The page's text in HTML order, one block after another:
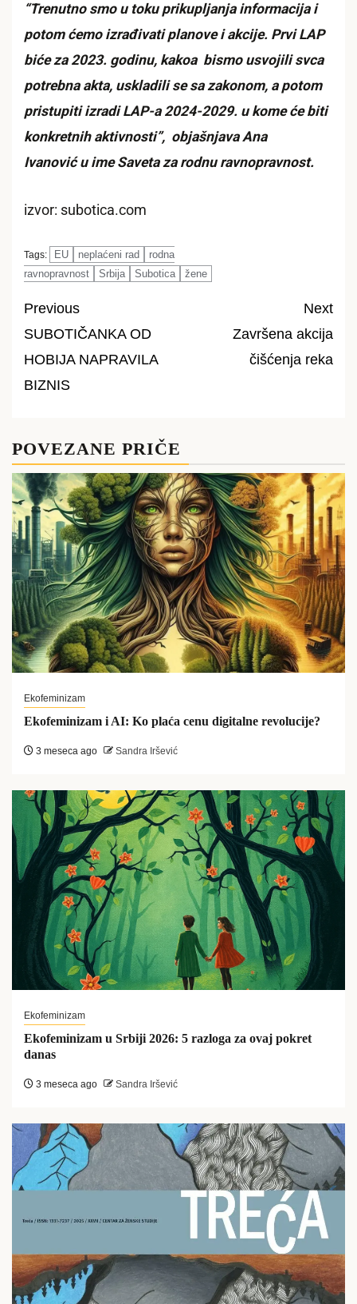
“Trenutno smo u toku prikupljanja informacija i
potom ćemo izrađivati planove i akcije. Prvi LAP
biće za 2023. godinu, kakoa bismo usvojili svca
potrebna akta, uskladili se sa zakonom, a potom
pristupiti izradi LAP-a 2024-2029. u kome će biti
konkretnih aktivnosti”, objašnjava Ana
Ivanović u ime Saveta za rodnu ravnopravnost.
izvor: subotica.com
Tags: EU neplaćeni rad
rodna
ravnopravnost
Srbija Subotica žene
Post
navigation
Previous
SUBOTIČANKA OD
HOBIJA NAPRAVILA
BIZNIS
Next
Završena akcija
čišćenja reka
POVEZANE PRIČE
Ekofeminizam
Ekofeminizam i AI: Ko plaća cenu digitalne revolucije?
3 meseca ago Sandra Iršević
Ekofeminizam
Ekofeminizam u Srbiji 2026: 5 razloga za ovaj pokret
danas
3 meseca ago Sandra Iršević